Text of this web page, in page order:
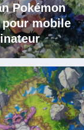
Pokémon
pour mobile